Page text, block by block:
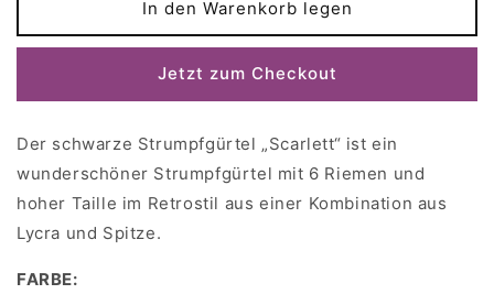
Schwarzer
Strumpfgürtel
für
Schwarzer
Strumpfgürtel
SCARLETT
In den Warenkorb legen
Jetzt zum Checkout
Der schwarze Strumpfgürtel „Scarlett“ ist ein
wunderschöner Strumpfgürtel mit 6 Riemen und
hoher Taille im Retrostil aus einer Kombination aus
Lycra und Spitze.
FARBE: